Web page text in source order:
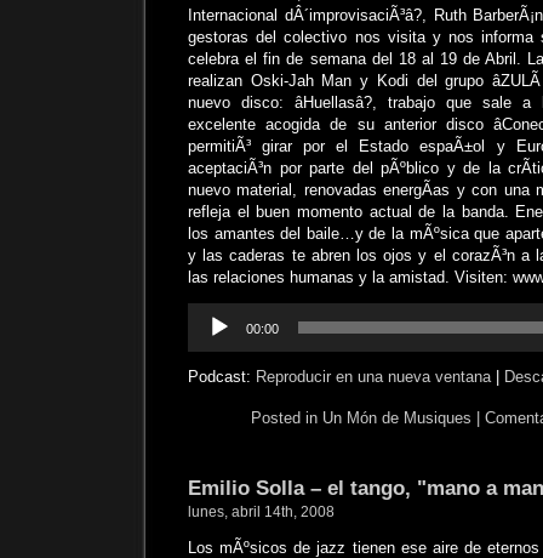
Internacional dÂ´improvisaciÃ³â?, Ruth
gestoras del colectivo nos visita y nos informa
celebra el fin de semana del 18 al 19 de Abril.
realizan Oski-Jah Man y Kodi del grupo
nuevo disco: âHuellasâ?, trabajo que
excelente acogida de su anterior disco
permitiÃ³ girar por el Estado espaÃ±ol y
aceptaciÃ³n por parte del pÃºblico y de la
nuevo material, renovadas energÃ­as y con una
refleja el buen momento actual de la banda.
los amantes del baile…y de la mÃºsica que
y las caderas te abren los ojos y el corazÃ³n a
las relaciones humanas y la amistad. Visiten:
audio
00:00
Podcast: Reproducir en una nueva ventana|
Posted in Un Món de Musiques
Emilio Solla – el tango, "mano a
lunes, abril 14th, 2008
Los mÃºsicos de jazz tienen ese aire de